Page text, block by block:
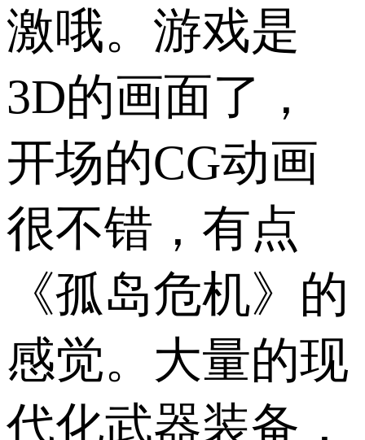
激哦。游戏是
3D的画面了，
开场的CG动画
很不错，有点
《孤岛危机》的
感觉。大量的现
代化武器装备，